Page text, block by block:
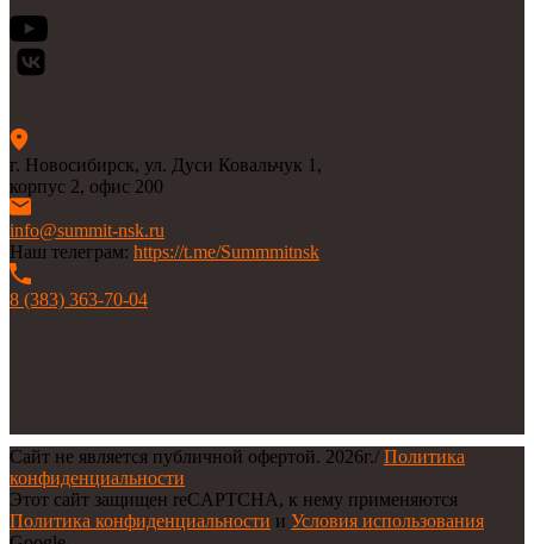
г. Новосибирск, ул. Дуси Ковальчук 1,
корпус 2, офис 200
info@summit-nsk.ru
Наш телеграм: https://t.me/Summmitnsk
8 (383) 363-70-04
Сайт не является публичной офертой. 2026г./ Политика
конфиденциальности
Этот сайт защищен reCAPTCHA, к нему применяются
Политика конфиденциальности и Условия использования